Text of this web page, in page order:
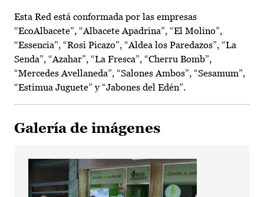
Esta Red está conformada por las empresas
“EcoAlbacete”, “Albacete Apadrina”, “El Molino”,
“Essencia”, “Rosi Picazo”, “Aldea los Paredazos”, “La
Senda”, “Azahar”, “La Fresca”, “Cherru Bomb”,
“Mercedes Avellaneda”, “Salones Ambos”, “Sesamum”,
“Estimua Juguete” y “Jabones del Edén”.
Galería de imágenes